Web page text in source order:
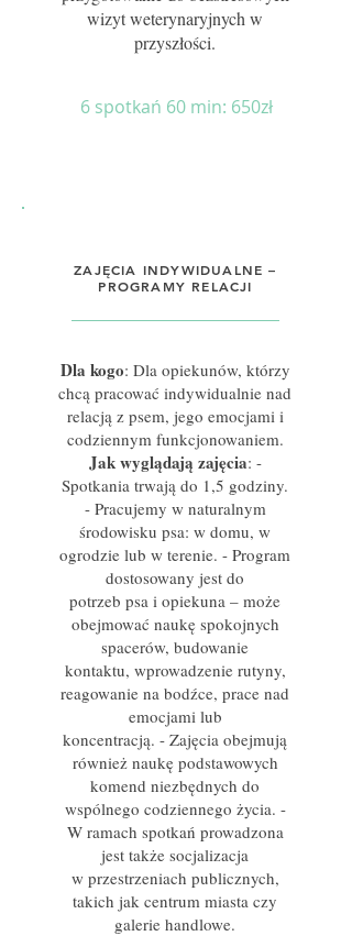
wizyt weterynaryjnych w
przyszłości.
6 spotkań 60 min: 650zł
ZAJĘCIA INDYWIDUALNE –
PROGRAMY RELACJI
Dla kogo: Dla opiekunów, którzy
chcą pracować indywidualnie nad
relacją z psem, jego emocjami i
codziennym funkcjonowaniem.
Jak wyglądają zajęcia: -
Spotkania trwają do 1,5 godziny.
- Pracujemy w naturalnym
środowisku psa: w domu, w
ogrodzie lub w terenie. - Program
dostosowany jest do
potrzeb psa i opiekuna – może
obejmować naukę spokojnych
spacerów, budowanie
kontaktu, wprowadzenie rutyny,
reagowanie na bodźce, prace nad
emocjami lub
koncentracją. - Zajęcia obejmują
również naukę podstawowych
komend niezbędnych do
wspólnego codziennego życia. -
W ramach spotkań prowadzona
jest także socjalizacja
w przestrzeniach publicznych,
takich jak centrum miasta czy
galerie handlowe.